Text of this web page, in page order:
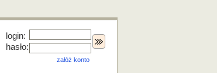
login:
hasło:
załóż konto